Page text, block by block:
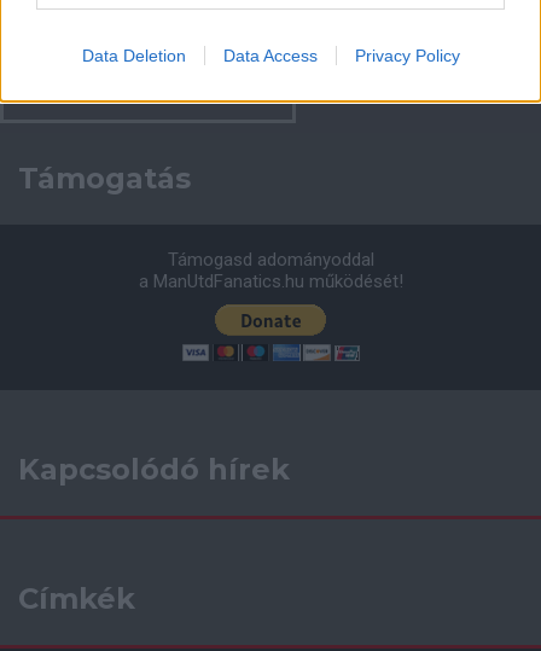
Data Deletion Data Access Privacy Policy
ELŐZŐ MÉRKŐZÉSEK
Támogatás
Támogasd adományoddal
a ManUtdFanatics.hu működését!
Kapcsolódó hírek
Címkék